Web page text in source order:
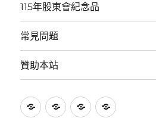
115年股東會紀念品
常見問題
贊助本站
115
115
常
贊